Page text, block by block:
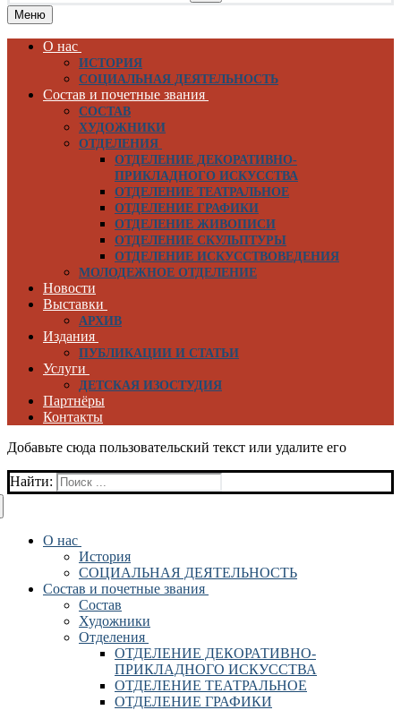
Меню
О нас
ИСТОРИЯ
СОЦИАЛЬНАЯ ДЕЯТЕЛЬНОСТЬ
Состав и почетные звания
СОСТАВ
ХУДОЖНИКИ
ОТДЕЛЕНИЯ
ОТДЕЛЕНИЕ ДЕКОРАТИВНО-
ПРИКЛАДНОГО ИСКУССТВА
ОТДЕЛЕНИЕ ТЕАТРАЛЬНОЕ
ОТДЕЛЕНИЕ ГРАФИКИ
ОТДЕЛЕНИЕ ЖИВОПИСИ
ОТДЕЛЕНИЕ СКУЛЬПТУРЫ
ОТДЕЛЕНИЕ ИСКУССТВОВЕДЕНИЯ
МОЛОДЕЖНОЕ ОТДЕЛЕНИЕ
Новости
Выставки
АРХИВ
Издания
ПУБЛИКАЦИИ И СТАТЬИ
Услуги
ДЕТСКАЯ ИЗОСТУДИЯ
Партнёры
Контакты
Добавьте сюда пользовательский текст или удалите его
Найти:
О нас
История
СОЦИАЛЬНАЯ ДЕЯТЕЛЬНОСТЬ
Состав и почетные звания
Состав
Художники
Отделения
ОТДЕЛЕНИЕ ДЕКОРАТИВНО-
ПРИКЛАДНОГО ИСКУССТВА
ОТДЕЛЕНИЕ ТЕАТРАЛЬНОЕ
ОТДЕЛЕНИЕ ГРАФИКИ